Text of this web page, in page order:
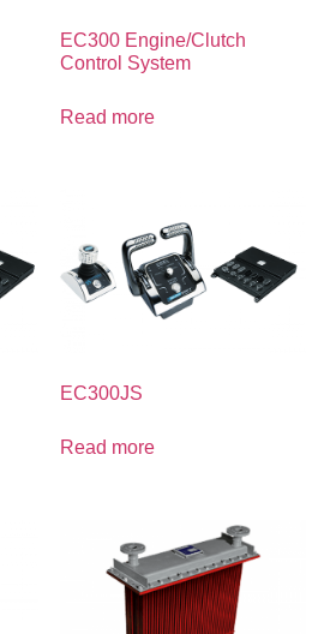
EC300 Engine/Clutch
Control System
Read more
EC300JS
Read more